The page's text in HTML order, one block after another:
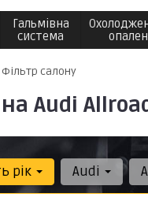
Гальмівна
система
Фільтр салону
Audi
рік Audi